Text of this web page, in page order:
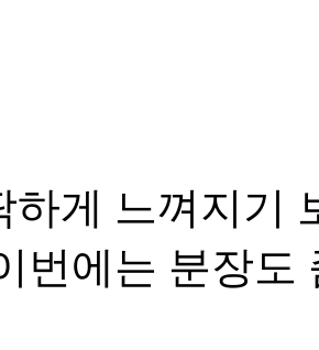
하게 느껴지기
번에는 분장도